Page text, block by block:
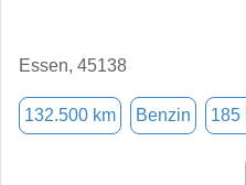
Essen, 45138
132.500 km Benzin 185